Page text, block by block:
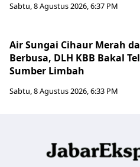
Sabtu, 8 Agustus 2026, 6:37 PM
Air Sungai Cihaur Merah
Berbusa, DLH KBB Bakal
Sumber Limbah
Sabtu, 8 Agustus 2026, 6:33 PM